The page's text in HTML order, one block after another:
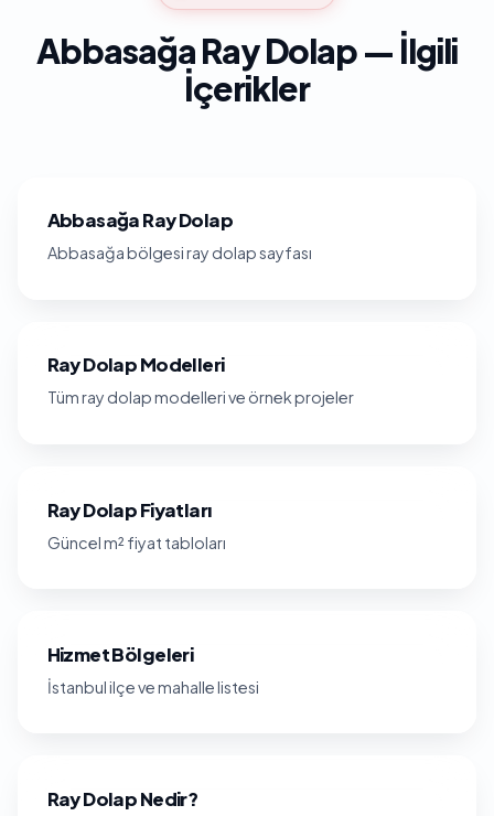
Abbasağa Ray Dolap — İlgili
İçerikler
Abbasağa Ray Dolap
Abbasağa bölgesi ray dolap sayfası
Ray Dolap Modelleri
Tüm ray dolap modelleri ve örnek projeler
Ray Dolap Fiyatları
Güncel m² fiyat tabloları
Hizmet Bölgeleri
İstanbul ilçe ve mahalle listesi
Ray Dolap Nedir?